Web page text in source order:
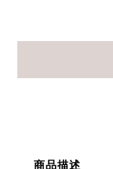
商品描述